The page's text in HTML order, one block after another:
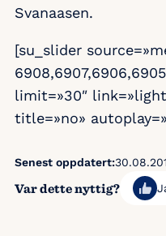
Svanaasen.
[su_slider
limit=»30″
title=»no»
Var dette nyttig?
Senest oppdatert: